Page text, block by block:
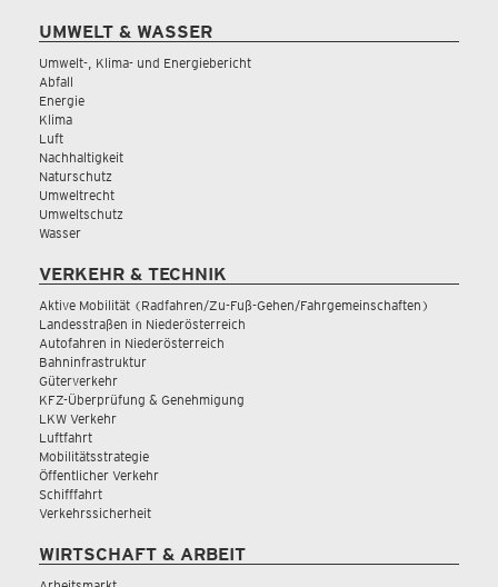
UMWELT & WASSER
Umwelt-, Klima- und Energiebericht
Abfall
Energie
Klima
Luft
Nachhaltigkeit
Naturschutz
Umweltrecht
Umweltschutz
Wasser
VERKEHR & TECHNIK
Aktive Mobilität (Radfahren/Zu-Fuß-Gehen/Fahrgemeinschaften)
Landesstraßen in Niederösterreich
Autofahren in Niederösterreich
Bahninfrastruktur
Güterverkehr
KFZ-Überprüfung & Genehmigung
LKW Verkehr
Luftfahrt
Mobilitätsstrategie
Öffentlicher Verkehr
Schifffahrt
Verkehrssicherheit
WIRTSCHAFT & ARBEIT